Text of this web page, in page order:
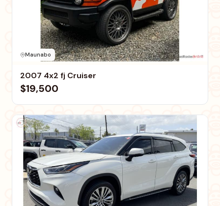
Maunabo
2007 4x2 fj Cruiser
$19,500